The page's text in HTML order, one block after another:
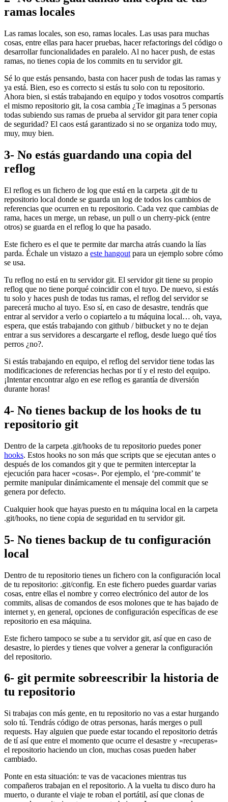
ramas locales
Las ramas locales, son eso, ramas locales. Las usas para muchas
cosas, entre ellas para hacer pruebas, hacer refactorings del código o
desarrollar funcionalidades en paralelo. Al no hacer push, de estas
ramas, no tienes copia de los commits en tu servidor git.
Sé lo que estás pensando, basta con hacer push de todas las ramas y
ya está. Bien, eso es correcto si estás tu solo con tu repositorio.
Ahora bien, si estás trabajando en equipo y todos vosotros compartís
el mismo repositorio git, la cosa cambia ¿Te imaginas a 5 personas
todas subiendo sus ramas de prueba al servidor git para tener copia
de seguridad? El caos está garantizado si no se organiza todo muy,
muy, muy bien.
3- No estás guardando una copia del
reflog
El reflog es un fichero de log que está en la carpeta .git de tu
repositorio local donde se guarda un log de todos los cambios de
referencias que ocurren en tu repositorio. Cada vez que cambias de
rama, haces un merge, un rebase, un pull o un cherry-pick (entre
otros) se guarda en el reflog lo que ha pasado.
Este fichero es el que te permite dar marcha atrás cuando la lías
parda. Échale un vistazo a este hangout para un ejemplo sobre cómo
se usa.
Tu reflog no está en tu servidor git. El servidor git tiene su propio
reflog que no tiene porqué coincidir con el tuyo. De nuevo, si estás
tu solo y haces push de todas tus ramas, el reflog del servidor se
parecerá mucho al tuyo. Eso sí, en caso de desastre, tendrás que
entrar al servidor a verlo o copiartelo a tu máquina local… oh, vaya,
espera, que estás trabajando con github / bitbucket y no te dejan
entrar a sus servidores a descargarte el reflog, desde luego qué tíos
perros ¿no?.
Si estás trabajando en equipo, el reflog del servidor tiene todas las
modificaciones de referencias hechas por tí y el resto del equipo.
¡Intentar encontrar algo en ese reflog es garantía de diversión
durante horas!
4- No tienes backup de los hooks de tu
repositorio git
Dentro de la carpeta .git/hooks de tu repositorio puedes poner
hooks. Estos hooks no son más que scripts que se ejecutan antes o
después de los comandos git y que te permiten interceptar la
ejecución para hacer «cosas». Por ejemplo, el ‘pre-commit’ te
permite manipular dinámicamente el mensaje del commit que se
genera por defecto.
Cualquier hook que hayas puesto en tu máquina local en la carpeta
.git/hooks, no tiene copia de seguridad en tu servidor git.
5- No tienes backup de tu configuración
local
Dentro de tu repositorio tienes un fichero con la configuración local
de tu repositorio: .git/config. En este fichero puedes guardar varias
cosas, entre ellas el nombre y correo electrónico del autor de los
commits, alisas de comandos de esos molones que te has bajado de
internet y, en general, opciones de configuración específicas de ese
repositorio en esa máquina.
Este fichero tampoco se sube a tu servidor git, así que en caso de
desastre, lo pierdes y tienes que volver a generar la configuración
del repositorio.
6- git permite sobreescribir la historia de
tu repositorio
Si trabajas con más gente, en tu repositorio no vas a estar hurgando
solo tú. Tendrás código de otras personas, harás merges o pull
requests. Hay alguien que puede estar tocando el repositorio detrás
de tí así que entre el momento que ocurre el desastre y «recuperas»
el repositorio haciendo un clon, muchas cosas pueden haber
cambiado.
Ponte en esta situación: te vas de vacaciones mientras tus
compañeros trabajan en el repositorio. A la vuelta tu disco duro ha
muerto, o durante el viaje te roban el portátil, así que clonas de